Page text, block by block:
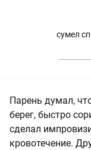
сумел
Парень думал,
берег, быстро
сделал
кровотечение.